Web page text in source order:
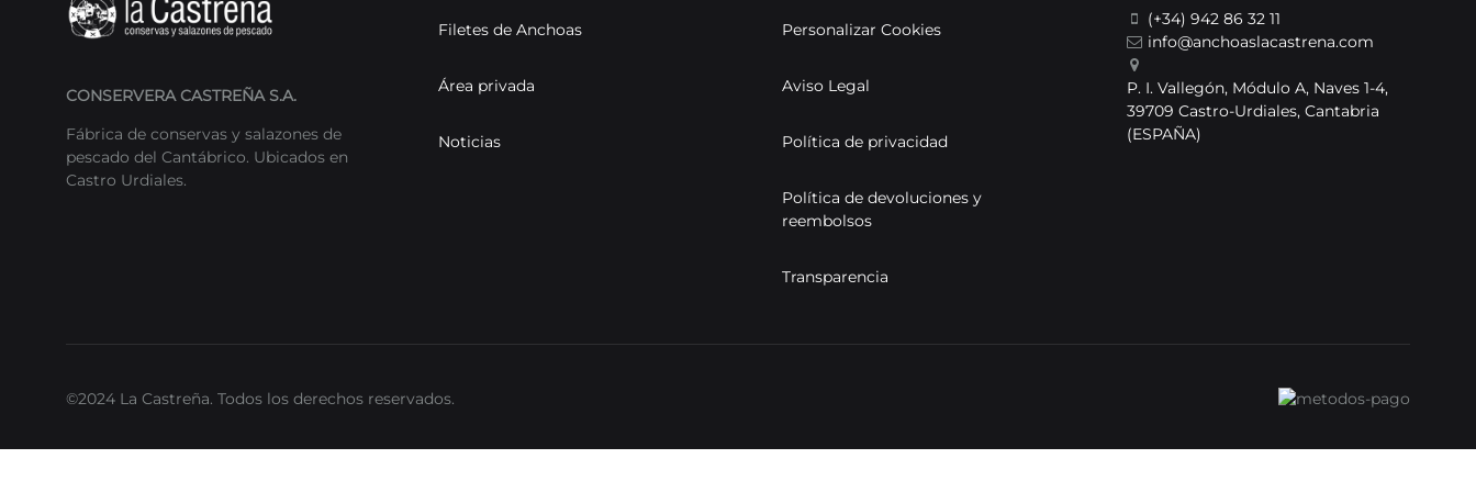
CONSERVERA CASTREÑA S.A.
Fábrica de conservas y salazones de
pescado del Cantábrico. Ubicados en
Castro Urdiales.
Filetes de Anchoas
Área privada
Noticias
Personalizar Cookies
Aviso Legal
Política de privacidad
Política de devoluciones y
reembolsos
Transparencia
(+34) 942 86 32 11
info@anchoaslacastrena.com
P. I. Vallegón, Módulo A, Naves 1-4,
39709 Castro-Urdiales, Cantabria
(ESPAÑA)
©2024 La Castreña. Todos los derechos reservados.